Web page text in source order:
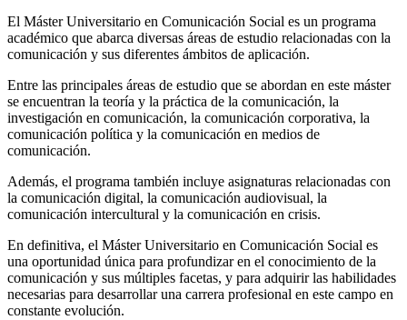
El Máster Universitario en Comunicación Social es un programa
académico que abarca diversas áreas de estudio relacionadas con la
comunicación y sus diferentes ámbitos de aplicación.
Entre las principales áreas de estudio que se abordan en este máster
se encuentran la teoría y la práctica de la comunicación, la
investigación en comunicación, la comunicación corporativa, la
comunicación política y la comunicación en medios de
comunicación.
Además, el programa también incluye asignaturas relacionadas con
la comunicación digital, la comunicación audiovisual, la
comunicación intercultural y la comunicación en crisis.
En definitiva, el Máster Universitario en Comunicación Social es
una oportunidad única para profundizar en el conocimiento de la
comunicación y sus múltiples facetas, y para adquirir las habilidades
necesarias para desarrollar una carrera profesional en este campo en
constante evolución.